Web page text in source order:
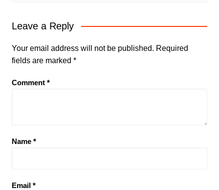
Leave a Reply
Your email address will not be published. Required
fields are marked *
Comment *
Name *
Email *